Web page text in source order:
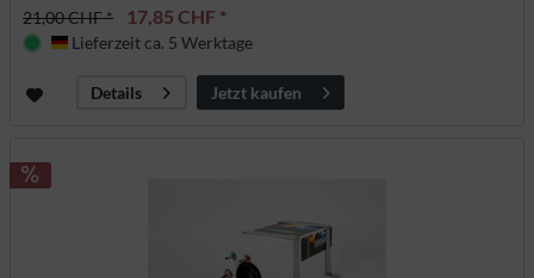
21,00 CHF * 17,85 CHF *
Deutschland
Lieferzeit ca. 5 Werktage
Details Jetzt kaufen